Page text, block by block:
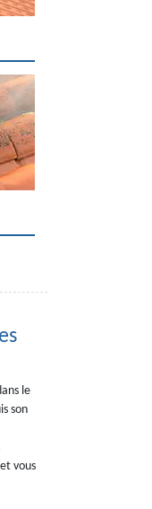
le
son
vous